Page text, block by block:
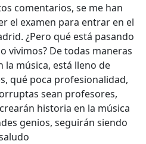
comentarios, se me han
el examen para entrar en el
¿Pero qué está pasando
vivimos? De todas maneras
la música, está lleno de
qué poca profesionalidad,
sean profesores,
historia en la música
genios, seguirán siendo